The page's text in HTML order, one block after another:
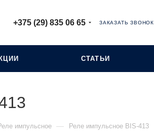
+375 (29) 835 06 65 ЗАКАЗАТЬ ЗВОНОК
СТАТЬИ
импульсное — Реле импульсное BIS-413